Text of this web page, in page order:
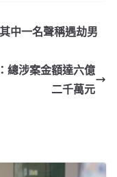
中一名聲稱遇劫男
總涉案金額達六億
二千萬元